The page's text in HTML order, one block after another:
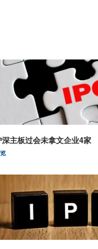
深主板过会未拿文企业4家